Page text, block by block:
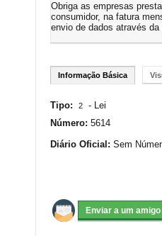
Obriga as empresas
consumidor, na fatura
envio de dados através
Informação Básica
Tipo: 2 - Lei
Número: 5614
Diário Oficial: Sem